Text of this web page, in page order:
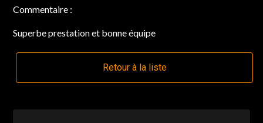
Commentaire :
Superbe prestation et bonne équipe
Retour à la liste